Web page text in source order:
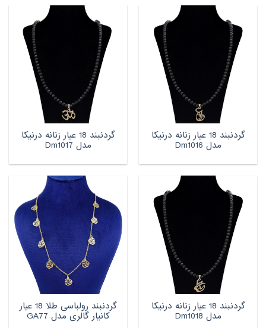
گردنبند 18 عیار زنانه درنیکا
مدل Dm1016
گردنبند 18 عیار زنانه درنیکا
مدل Dm1017
گردنبند 18 عیار زنانه درنیکا
مدل Dm1018
گردنبند رولباسی طلا 18 عیار
کانیار گالری مدل GA77